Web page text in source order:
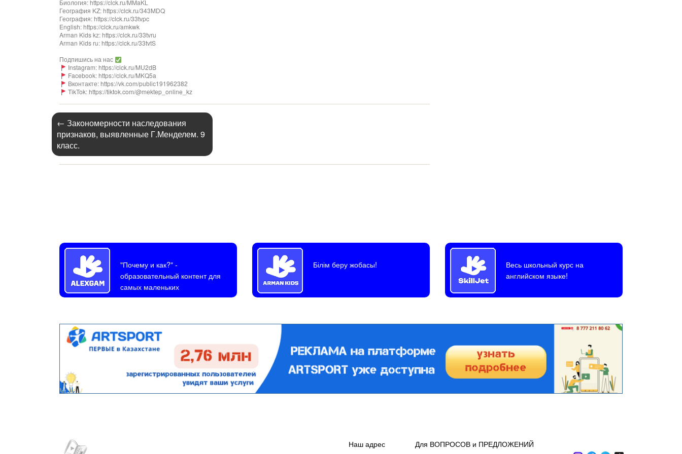
Биология: https://clck.ru/MMaKL​​​​​​
География KZ: https://clck.ru/343MDQ
География: https://clck.ru/33tvpc
English: https://clck.ru/amkwk
Arman Kids kz: https://clck.ru/33tvru
Arman Kids ru: https://clck.ru/33tvtS
Подпишись на нас
Instagram: https://clck.ru/MU2dB
Facebook: https://clck.ru/MKQ5a
Вконтакте: https://vk.com/public191962382
TikTok: https://tiktok.com/@mektep_online_kz
← Закономерности наследования
признаков, выявленные Г.Менделем. 9
класс.
"Почему и как?"-
образовательный контент для
самых маленьких
Білім беру жобасы!
Весь школьный курс на
английском языке!
Наш адрес
Для ВОПРОСОВ и ПРЕДЛОЖЕНИЙ